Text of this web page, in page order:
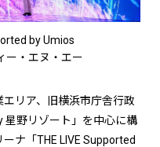
by Umios
ー・エヌ・エー
リア、旧横浜市庁舎行政
星野リゾート」を中心に構
ナ「THE LIVE Supported